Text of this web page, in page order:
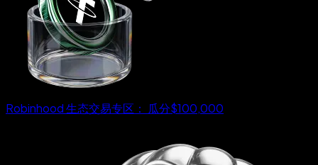
Robinhood 生态交易专区： 瓜分$100,000